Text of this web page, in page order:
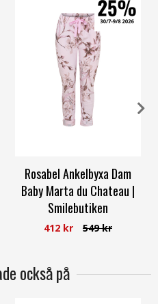
S/M
Rosabel Ankelbyxa Dam
Baby Marta du Chateau |
Smilebutiken
Marta du Chateau
412 kr 549 kr
också på